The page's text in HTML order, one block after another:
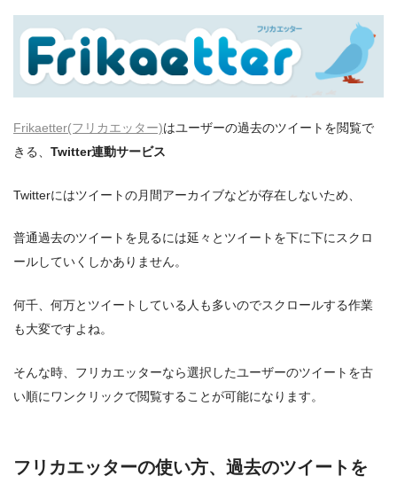
Frikaetter(フリカエッター)はユーザーの過去のツイートを閲覧で
きる、 Twitter連動サービス
Twitterにはツイートの月間アーカイブなどが存在しないため、
普通過去のツイートを見るには延々とツイートを下に下にスクロ
ールしていくしかありません。
何千、何万とツイートしている人も多いのでスクロールする作業
も大変ですよね。
そんな時、フリカエッターなら選択したユーザーのツイートを古
い順にワンクリックで閲覧することが可能になります。
フリカエッターの使い方、過去のツイートを